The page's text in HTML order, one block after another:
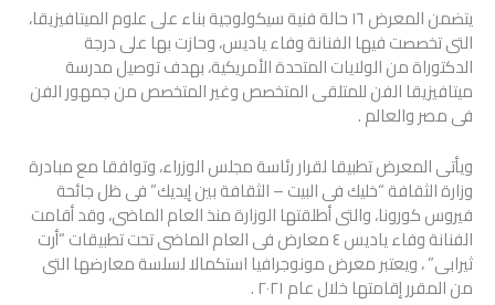
يتضمن المعرض ١٦ حالة فنية سيكولوجية بناء على علوم الميتافيزيقا،
التى تخصصت فيها الفنانة وفاء ياديس، وحازت بها على درجة
الدكتوراة من الولايات المتحدة الأمريكية، بهدف توصيل مدرسة
ميتافيزيقا الفن للمتلقى المتخصص وغير المتخصص من جمهور الفن
فى مصر والعالم .
ويأتى المعرض تطبيقا لقرار رئاسة مجلس الوزراء، وتوافقا مع مبادرة
وزارة الثقافة “خليك فى البيت – الثقافة بين إيديك” فى ظل جائحة
فيروس كورونا، والتى أطلقتها الوزارة منذ العام الماضى، وقد أقامت
الفنانة وفاء ياديس ٤ معارض فى العام الماضى تحت تطبيقات “أرت
ثيرابى” ، ويعتبر معرض مونوجرافيا استكمالا لسلسة معارضها التى
من المقرر إقامتها خلال عام ٢٠٢١ .